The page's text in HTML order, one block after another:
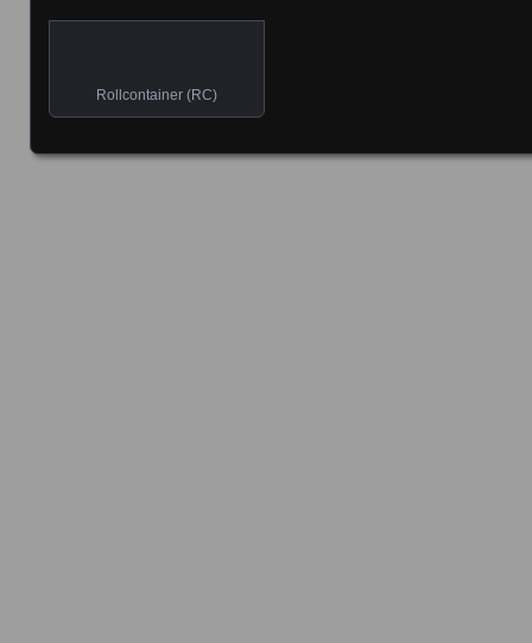
Rollcontainer (RC)